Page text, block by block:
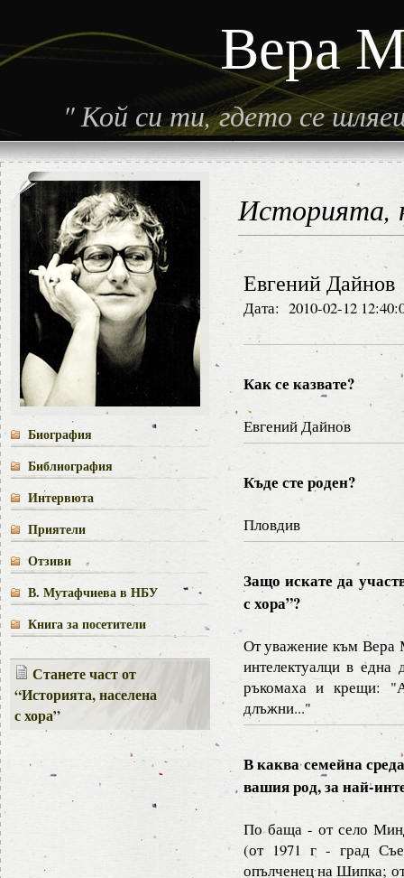
Вера
"Кой си ти, гдето се
Биография
Библиография
Интервюта
Приятели
Отзиви
В. Мутафчиева в НБУ
Книга за посетители
Станете част от
“Историята, населена
с хора”
Историята,
Евгений Дайнов
Дата: 2010-02-12
Как се казвате?
Евгений Дайнов
Къде сте роден?
Пловдив
Защо искате да
с хора”?
От уважение към Вера
интелектуалци в
ръкомаха и крещи:
длъжни..."
В каква семейна
вашия род, за най-
По баща - от село
(от 1971 г - град
опълченец на Шипка;